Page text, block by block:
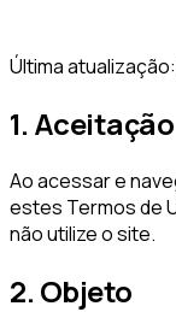
Última atualização:
1. Aceitação
Ao acessar e
estes Termos de
não utilize o site.
2. Objeto